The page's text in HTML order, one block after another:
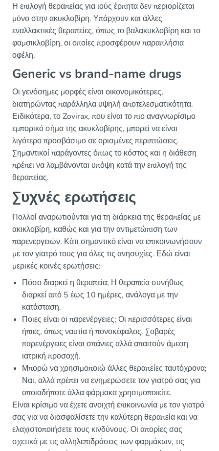
Η επιλογή θεραπείας για ιούς έρπητα δεν περιορίζεται
μόνο στην ακυκλοβίρη. Υπάρχουν και άλλες
εναλλακτικές θεραπείες, όπως το βαλακυκλοβίρη και το
φαμσικλοβίρη, οι οποίες προσφέρουν παραπλήσια
οφέλη.
Generic vs brand-name drugs
Οι γενόσημες μορφές είναι οικονομικότερες,
διατηρώντας παράλληλα υψηλή αποτελεσματικότητα.
Ειδικότερα, το Zovirax, που είναι το πιο αναγνωρίσιμο
εμπορικό σήμα της ακυκλοβίρης, μπορεί να είναι
λιγότερο προσβάσιμο σε ορισμένες περιπτώσεις.
Σημαντικοί παράγοντες όπως το κόστος και η διάθεση
πρέπει να λαμβάνονται υπόψη κατά την επιλογή της
θεραπείας.
Συχνές ερωτήσεις
Πολλοί αναρωτιούνται για τη διάρκεια της θεραπείας με
ακικλοβίρη, καθώς και για την αντιμετώπιση των
παρενεργειών. Κάτι σημαντικό είναι να επικοινωνήσουν
με τον γιατρό τους για όλες τις ανησυχίες. Εδώ είναι
μερικές κοινές ερωτήσεις:
Πόσο διαρκεί η θεραπεία; Η θεραπεία συνήθως
διαρκεί από 5 έως 10 ημέρες, ανάλογα με την
κατάσταση.
Ποιες είναι οι παρενέργειες; Οι περισσότερες είναι
ήπιες, όπως ναυτία ή πονοκέφαλος. Σοβαρές
παρενέργειες είναι σπάνιες αλλά απαιτούν άμεση
ιατρική προσοχή.
Μπορώ να χρησιμοποιώ άλλες θεραπείες ταυτόχρονα;
Ναι, αλλά πρέπει να ενημερώσετε τον γιατρό σας για
οποιαδήποτε άλλα φάρμακα χρησιμοποιείτε.
Είναι κρίσιμο να έχετε ανοιχτή επικοινωνία με τον γιατρό
σας για να διασφαλίσετε την καλύτερη θεραπεία και να
ελαχιστοποιήσετε τους κινδύνους. Οι απορίες σας
σχετικά με τις αλληλεπιδράσεις των φαρμάκων, τις